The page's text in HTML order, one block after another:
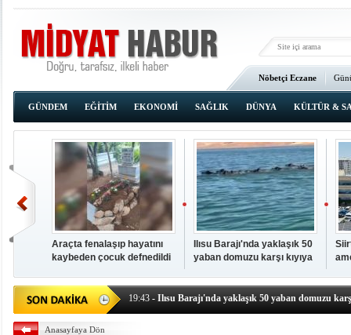
Nöbetçi Eczane
Ana Sayfa
GÜNDEM
EĞİTİM EKONOMİ SAĞLIK DÜNYA KÜLTÜR &
Araçta fenalaşıp hayatını
kaybeden çocuk defnedildi
Ilısu Barajı'nda yaklaşık 50
yaban domuzu karşı kıyıya
- OKUMAK İÇİN TIKLAYIN
19:43 - Ilısu Barajı'nda yaklaşık 50 yaban domuzu
19:42- Hacıoğlu: UMKE ekipleri bilgi, cesaret ve
Anasayfaya Dön